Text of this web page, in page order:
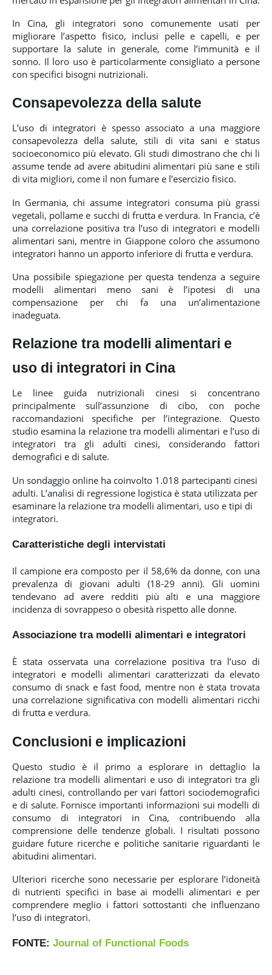
In Cina, gli integratori sono comunemente usati per
migliorare l’aspetto fisico, inclusi pelle e capelli, e per
supportare la salute in generale, come l’immunità e il
sonno. Il loro uso è particolarmente consigliato a persone
con specifici bisogni nutrizionali.
Consapevolezza della salute
L’uso di integratori è spesso associato a una maggiore
consapevolezza della salute, stili di vita sani e status
socioeconomico più elevato. Gli studi dimostrano che chi li
assume tende ad avere abitudini alimentari più sane e stili
di vita migliori, come il non fumare e l’esercizio fisico.
In Germania, chi assume integratori consuma più grassi
vegetali, pollame e succhi di frutta e verdura. In Francia, c’è
una correlazione positiva tra l’uso di integratori e modelli
alimentari sani, mentre in Giappone coloro che assumono
integratori hanno un apporto inferiore di frutta e verdura.
Una possibile spiegazione per questa tendenza a seguire
modelli alimentari meno sani è l’ipotesi di una
compensazione per chi fa una un’alimentazione
inadeguata.
Relazione tra modelli alimentari e
uso di integratori in Cina
Le linee guida nutrizionali cinesi si concentrano
principalmente sull’assunzione di cibo, con poche
raccomandazioni specifiche per l’integrazione. Questo
studio esamina la relazione tra modelli alimentari e l’uso di
integratori tra gli adulti cinesi, considerando fattori
demografici e di salute.
Un sondaggio online ha coinvolto 1.018 partecipanti cinesi
adulti. L’analisi di regressione logistica è stata utilizzata per
esaminare la relazione tra modelli alimentari, uso e tipi di
integratori.
Caratteristiche degli intervistati
Il campione era composto per il 58,6% da donne, con una
prevalenza di giovani adulti (18-29 anni). Gli uomini
tendevano ad avere redditi più alti e una maggiore
incidenza di sovrappeso o obesità rispetto alle donne.
Associazione tra modelli alimentari e integratori
È stata osservata una correlazione positiva tra l’uso di
integratori e modelli alimentari caratterizzati da elevato
consumo di snack e fast food, mentre non è stata trovata
una correlazione significativa con modelli alimentari ricchi
di frutta e verdura.
Conclusioni e implicazioni
Questo studio è il primo a esplorare in dettaglio la
relazione tra modelli alimentari e uso di integratori tra gli
adulti cinesi, controllando per vari fattori sociodemografici
e di salute. Fornisce importanti informazioni sui modelli di
consumo di integratori in Cina, contribuendo alla
comprensione delle tendenze globali. I risultati possono
guidare future ricerche e politiche sanitarie riguardanti le
abitudini alimentari.
Ulteriori ricerche sono necessarie per esplorare l’idoneità
di nutrienti specifici in base ai modelli alimentari e per
comprendere meglio i fattori sottostanti che influenzano
l’uso di integratori.
FONTE: Journal of Functional Foods